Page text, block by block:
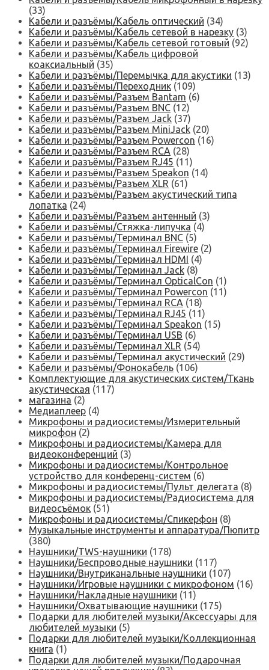
(33)
Кабели и разъёмы/Кабель оптический (34)
Кабели и разъёмы/Кабель сетевой в нарезку (3)
Кабели и разъёмы/Кабель сетевой готовый (92)
Кабели и разъёмы/Кабель цифровой
коаксиальный (35)
Кабели и разъёмы/Перемычка для акустики (13)
Кабели и разъёмы/Переходник (109)
Кабели и разъёмы/Разъем Bantam (6)
Кабели и разъёмы/Разъем BNC (12)
Кабели и разъёмы/Разъем Jack (37)
Кабели и разъёмы/Разъем MiniJack (20)
Кабели и разъёмы/Разъем Powercon (16)
Кабели и разъёмы/Разъем RCA (28)
Кабели и разъёмы/Разъем RJ45 (11)
Кабели и разъёмы/Разъем Speakon (14)
Кабели и разъёмы/Разъем XLR (61)
Кабели и разъёмы/Разъем акустический типа
лопатка (24)
Кабели и разъёмы/Разъем антенный (3)
Кабели и разъёмы/Стяжка-липучка (4)
Кабели и разъёмы/Терминал BNC (5)
Кабели и разъёмы/Терминал Firewire (2)
Кабели и разъёмы/Терминал HDMI (4)
Кабели и разъёмы/Терминал Jack (8)
Кабели и разъёмы/Терминал OpticalCon (1)
Кабели и разъёмы/Терминал Powercon (11)
Кабели и разъёмы/Терминал RCA (18)
Кабели и разъёмы/Терминал RJ45 (11)
Кабели и разъёмы/Терминал Speakon (15)
Кабели и разъёмы/Терминал USB (6)
Кабели и разъёмы/Терминал XLR (54)
Кабели и разъёмы/Терминал акустический (29)
Кабели и разъёмы/Фонокабель (106)
Комплектующие для акустических систем/Ткань
акустическая (117)
магазина (2)
Медиаплеер (4)
Микрофоны и радиосистемы/Измерительный
микрофон (2)
Микрофоны и радиосистемы/Камера для
видеоконференций (3)
Микрофоны и радиосистемы/Контрольное
устройство для конференц-систем (6)
Микрофоны и радиосистемы/Пульт делегата (8)
Микрофоны и радиосистемы/Радиосистема для
видеосъёмок (51)
Микрофоны и радиосистемы/Спикерфон (8)
Музыкальные инструменты и аппаратура/Пюпитр
(380)
Наушники/TWS-наушники (178)
Наушники/Беспроводные наушники (117)
Наушники/Внутриканальные наушники (107)
Наушники/Игровые наушники с микрофоном (16)
Наушники/Накладные наушники (11)
Наушники/Охватывающие наушники (175)
Подарки для любителей музыки/Аксессуары для
любителей музыки (5)
Подарки для любителей музыки/Коллекционная
книга (1)
Подарки для любителей музыки/Подарочная